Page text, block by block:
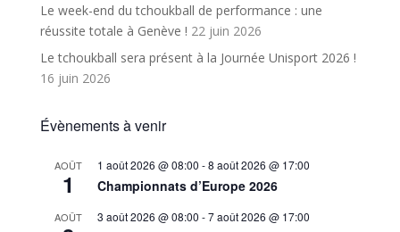
Le week-end du tchoukball de performance : une
réussite totale à Genève ! 22 juin 2026
Le tchoukball sera présent à la Journée Unisport 2026 !
16 juin 2026
Évènements à venir
AOÛT
1
1 août 2026 @ 08:00 -8 août 2026 @ 17:00
Championnats d’Europe 2026
AOÛT 3 août 2026 @ 08:00 -7 août 2026 @ 17:00